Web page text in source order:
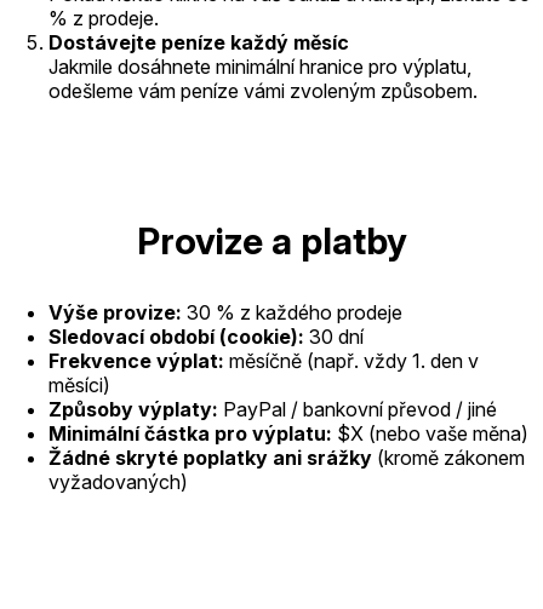
% z prodeje.
Dostávejte peníze každý měsíc
Jakmile dosáhnete minimální hranice pro výplatu,
odešleme vám peníze vámi zvoleným způsobem.
Provize a platby
Výše provize: 30 % z každého prodeje
Sledovací období (cookie): 30 dní
Frekvence výplat: měsíčně (např. vždy 1. den v
měsíci)
Způsoby výplaty: PayPal / bankovní převod / jiné
Minimální částka pro výplatu: $X (nebo vaše měna)
Žádné skryté poplatky ani srážky (kromě zákonem
vyžadovaných)